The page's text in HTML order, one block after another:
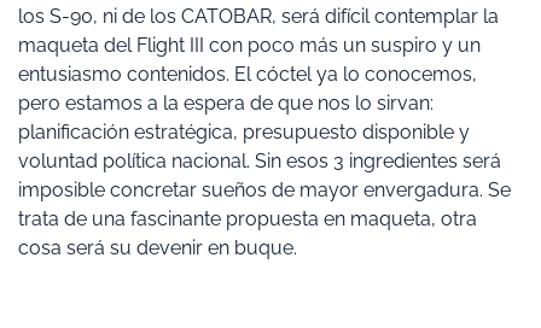
los S-90, ni de los CATOBAR, será difícil contemplar la
maqueta del Flight III con poco más un suspiro y un
entusiasmo contenidos. El cóctel ya lo conocemos,
pero estamos a la espera de que nos lo sirvan:
planificación estratégica, presupuesto disponible y
voluntad política nacional. Sin esos 3 ingredientes será
imposible concretar sueños de mayor envergadura. Se
trata de una fascinante propuesta en maqueta, otra
cosa será su devenir en buque.